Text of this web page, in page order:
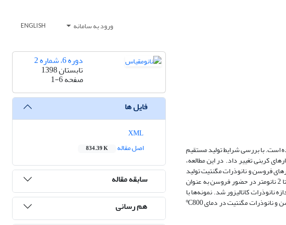
ورود به سامانه ENGLISH
است. با بررسی شرایط تولید مستقیم
کربنی تغییر داد. در این مطالعه،
و مستقیم زغال‌سنگ بیتومینوس در حضور 7 درصد وزنی از کاتالیزور‌های فروسن و نانوذرات مگنتیت تولید
شد. دما و مدت زمان کربوناسیون به ترتیب ºC800 و 60 دقیقه می‌باشد. نانولوله‌های کربنی آمورف با قطر خارجی 50 تا 200 نانومتر و دیواره 1 تا 2 نانومتر در حضور فروسن به عنوان
منجر به ساخت نانومیله‌ها با میانگین قطر بیرونی 80 نانومتر و در حد اندازه نانوذرات کاتالیزور شد. نمونه‌ها با
استفاده از میکروسکوپ الکترونی روبشی و عبوری و پراش اشعه ایکس آنالیز شدند. نتایج نشان می‌دهد که نانوذرات آهن ناشی از تجزیه فروسن و نانوذرات مگنتیت در دمای ºC800
دوره 6، شماره 2
تابستان 1398
صفحه1-6
فایل ها
اصل مقاله
834.39 K
سابقه مقاله
هم رسانی